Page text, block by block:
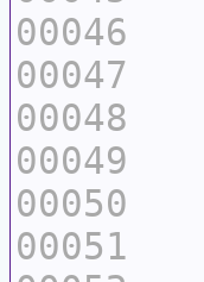
00046
00047
00048
00049
00050
00051